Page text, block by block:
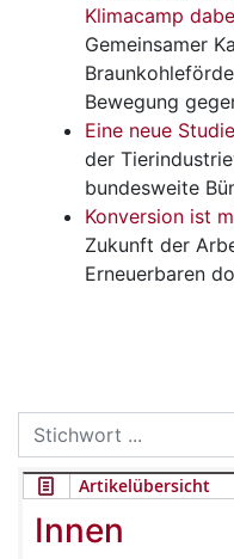
Klimacamp
Gemeinsamer
Bewegung
Eine neue Studie
der
bundesweite
Konversion ist
Zukunft der
Erneuerbaren
Search
for:
Artikelübersicht
Innen